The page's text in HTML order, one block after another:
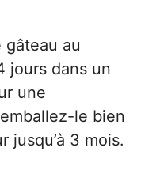
au
jours dans un
une
le bien
jusqu’à 3 mois.